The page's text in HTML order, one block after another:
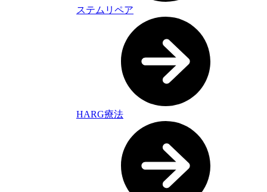
ステムリペア
HARG療法